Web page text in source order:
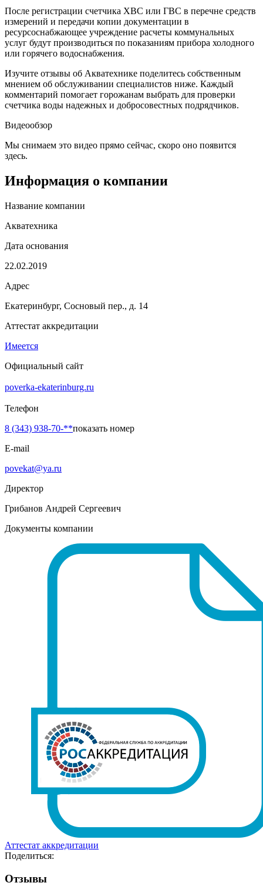
После регистрации счетчика ХВС или ГВС в перечне средств
измерений и передачи копии документации в
ресурсоснабжающее учреждение расчеты коммунальных
услуг будут производиться по показаниям прибора холодного
или горячего водоснабжения.
Изучите отзывы об Акватехнике поделитесь собственным
мнением об обслуживании специалистов ниже. Каждый
комментарий помогает горожанам выбрать для проверки
счетчика воды надежных и добросовестных подрядчиков.
Видеообзор
Мы снимаем это видео прямо сейчас, скоро оно появится
здесь.
Информация о компании
Название компании
Акватехника
Дата основания
22.02.2019
Адрес
Екатеринбург, Сосновый пер., д. 14
Аттестат аккредитации
Имеется
Официальный сайт
poverka-ekaterinburg.ru
Телефон
8 (343) 938-70-**показать номер
E-mail
povekat@ya.ru
Директор
Грибанов Андрей Сергеевич
Документы компании
Аттестат аккредитации
Поделиться:
Отзывы